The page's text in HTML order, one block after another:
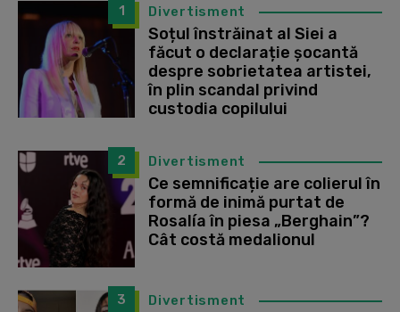
1 Divertisment
Soțul înstrăinat al Siei a
făcut o declarație șocantă
despre sobrietatea artistei,
în plin scandal privind
custodia copilului
2 Divertisment
Ce semnificație are colierul în
formă de inimă purtat de
Rosalía în piesa „Berghain”?
Cât costă medalionul
3 Divertisment